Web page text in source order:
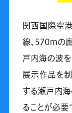
関西国際空
線、570mの
戸内海の波
展示作品を制
する瀬戸内
ることが必要